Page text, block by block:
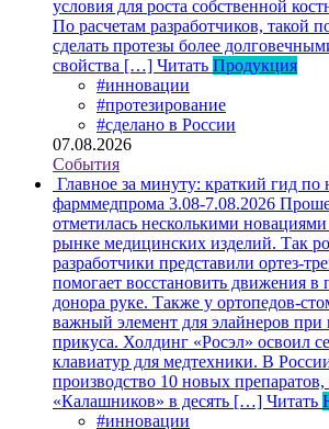
условия для роста собственной
По расчетам разработчиков, такой
сделать протезы более
свойства […] Читать Продукция
#инновации
#протезирование
#сделано в России
07.08.2026
События
Главное за минуту: краткий гид по
фарммедпрома 3.08-7.08.2026
отметилась несколькими
рынке медицинских изделий. Так
разработчики представили ортез-
помогает восстановить движения в
донора руке. Также у ортопедов-
важный элемент для элайнеров при
прикуса. Холдинг «Росэл» освоил
клавиатур для медтехники. В
производство 10 новых препаратов,
«Калашников» в десять […] Читать
#инновации